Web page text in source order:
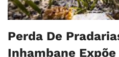
Perda De
Inhambane